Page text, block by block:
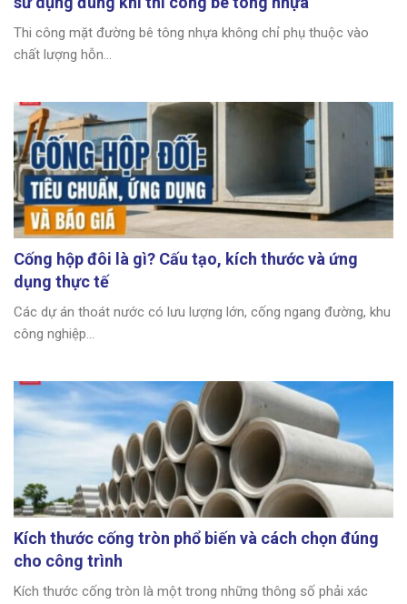
Thi công mặt đường bê tông nhựa không chỉ phụ thuộc vào
chất lượng hỗn...
Cống hộp đôi là gì? Cấu tạo, kích thước và ứng
dụng thực tế
Các dự án thoát nước có lưu lượng lớn, cống ngang đường, khu
công nghiệp...
Kích thước cống tròn phổ biến và cách chọn đúng
cho công trình
Kích thước cống tròn là một trong những thông số phải xác